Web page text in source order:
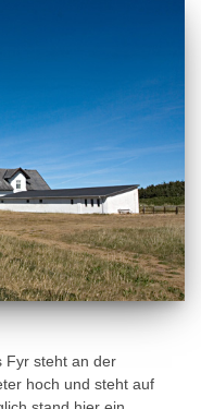
Fyr steht an der
hoch und steht auf